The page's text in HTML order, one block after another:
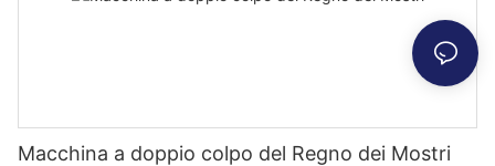
Macchina a doppio colpo del Regno dei Mostri